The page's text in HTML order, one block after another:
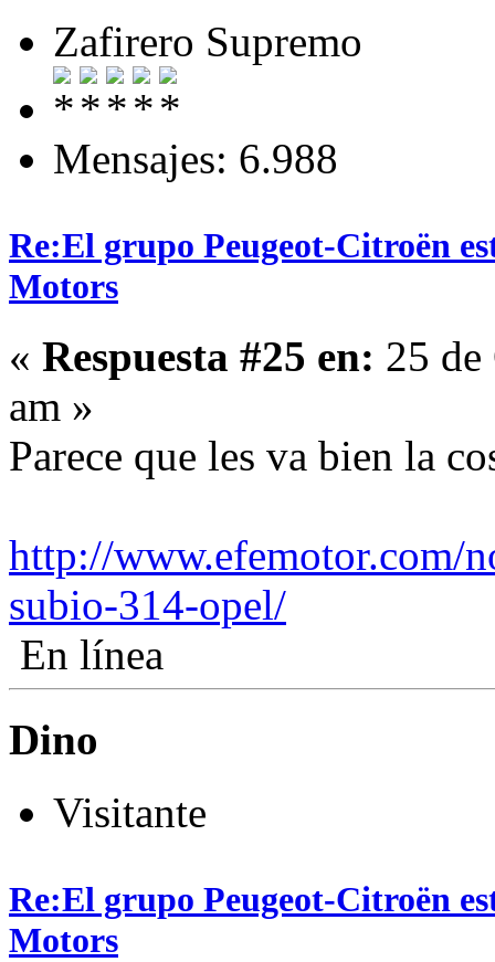
Zafirero Supremo
Mensajes: 6.988
Re:El grupo Peugeot-Citroën
Motors
« Respuesta #25 en: 25
am »
Parece que les va bien la
http://www.efemotor.com/
subio-314-opel/
En línea
Dino
Visitante
Re:El grupo Peugeot-Citroën
Motors